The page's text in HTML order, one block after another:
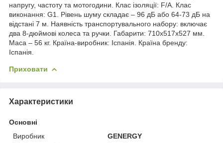
напругу, частоту та мотогодини. Клас ізоляції: F/A. Клас
виконання: G1. Рівень шуму складає – 96 дБ або 64-73 дБ на
відстані 7 м. Наявність транспортувального набору: включає
два 8-дюймові колеса та ручки. Габарити: 710х517х527 мм.
Маса – 56 кг. Країна-виробник: Іспанія. Країна бренду:
Іспанія.
Приховати
Характеристики
Основні
Виробник
GENERGY